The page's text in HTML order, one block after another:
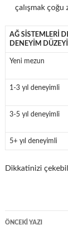
çalışmak
AĞ SISTEMLERI
DENEYIM DÜZEYI
Yeni mezun
1-3 yıl deneyimli
3-5 yıl deneyimli
5+ yıl deneyimli
Dikkatinizi
Yazı
ÖNCEKI YAZI